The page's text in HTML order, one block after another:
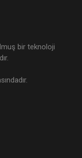
bir teknoloji